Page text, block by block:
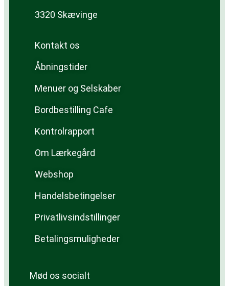
3320 Skævinge
Kontakt os
Åbningstider
Menuer og Selskaber
Bordbestilling Cafe
Kontrolrapport
Om Lærkegård
Webshop
Handelsbetingelser
Privatlivsindstillinger
Betalingsmuligheder
Mød os socialt